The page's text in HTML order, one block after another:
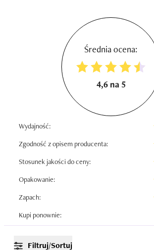
Średnia ocena:
4,6 na 5
Wydajność:
Zgodność z opisem producenta:
Stosunek jakości do ceny:
Opakowanie:
Zapach:
Kupi ponownie:
Filtruj/Sortuj